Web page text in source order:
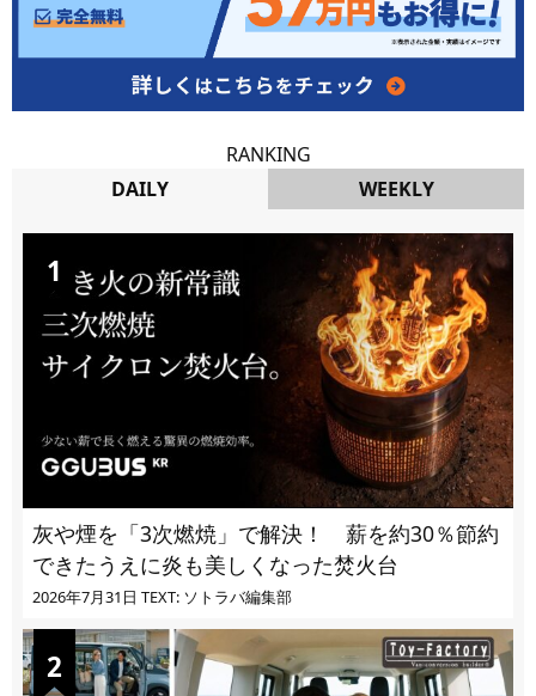
RANKING
DAILY
WEEKLY
灰や煙を「3次燃焼」で解決！ 薪を約30％節約
できたうえに炎も美しくなった焚火台
2026年7月31日 TEXT: ソトラバ編集部